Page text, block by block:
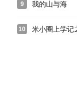
太太死而复生，伪装出
恢弘篇章。以经典为
内线老勤爷，老勤爷把
9 我的山与海
10 米小圈上学记